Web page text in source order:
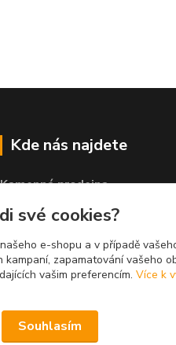
Kde nás najdete
Kamenná prodejna
Hlinská 579
370 01 České Budějovice
své cookies?
e-shopu a v případě
zapamatování vašeho
vašim preferencím. Více k
Souhlasím